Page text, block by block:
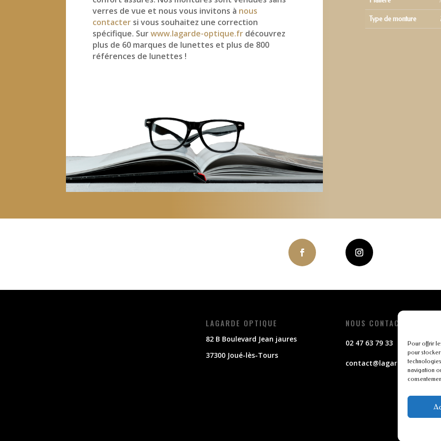
Pour offrir
pour
navigation
verres de vue et nous vous invitons à nous
contacter si vous souhaitez une correction
spécifique. Surwww.lagarde-optique.fr découvrez
plus de 60 marques de lunettes et plus de 800
références de lunettes !
Type de monture
LAGARDE OPTIQUE
82 B Boulevard Jean jaures
37300 Joué-lès-Tours
NOUS CONTACTER
02 47 63 79 33
contact@lagarde-